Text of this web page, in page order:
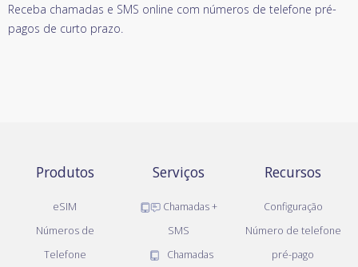
Receba chamadas e SMS online com números de telefone pré-
pagos de curto prazo.
Produtos
eSIM
Números de
Telefone
Serviços
Chamadas +
SMS
Chamadas
Recursos
Configuração
Número de telefone
pré-pago